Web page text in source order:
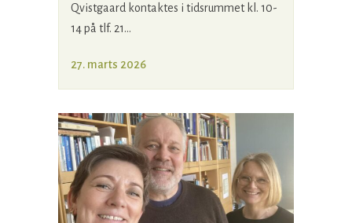
Qvistgaard kontaktes i tidsrummet kl. 10-
14 på tlf. 21...
27. marts 2026